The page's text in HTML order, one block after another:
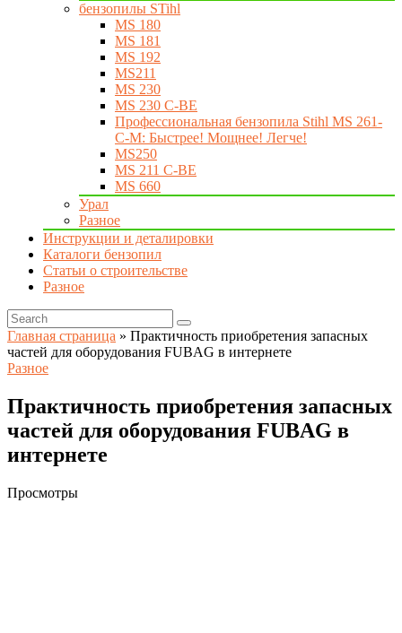
бензопилы STihl
MS 180
MS 181
MS 192
MS211
MS 230
MS 230 C-BE
Профессиональная бензопила Stihl MS 261-
C-M: Быстрее! Мощнее! Легче!
MS250
MS 211 C-BE
MS 660
Урал
Разное
Инструкции и деталировки
Каталоги бензопил
Статьи о строительстве
Разное
Главная страница » Практичность приобретения запасных
частей для оборудования FUBAG в интернете
Разное
Практичность приобретения запасных
частей для оборудования FUBAG в
интернете
Просмотры